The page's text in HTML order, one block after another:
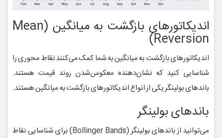
اندیکاتورهای بازگشت به میانگین (Mean
Reversion)
اندیکاتورهای بازگشت به میانگین به شما کمک می‌کنند نقاط محوری را
شناسایی کنید که نشان‌دهنده معکوس‌شدن روند قیمت هستند.
باندهای بولینگر یکی از انواع اندیکاتورهای بازگشت به میانگین هستند.
باندهای بولینگر
می‌توانید از باندهای بولینگر (Bollinger Bands) برای شناسایی نقاط